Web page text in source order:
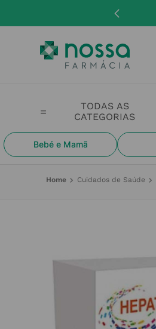
Bebé e Mamã
Cuidados de Saúde